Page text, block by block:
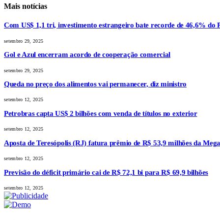
Mais notícias
Com US$ 1,1 tri, investimento estrangeiro bate recorde de 46,6% do
setembro 29, 2025
Gol e Azul encerram acordo de cooperação comercial
setembro 29, 2025
Queda no preço dos alimentos vai permanecer, diz ministro
setembro 12, 2025
Petrobras capta US$ 2 bilhões com venda de títulos no exterior
setembro 12, 2025
Aposta de Teresópolis (RJ) fatura prêmio de R$ 53,9 milhões da Mega
setembro 12, 2025
Previsão do déficit primário cai de R$ 72,1 bi para R$ 69,9 bilhões
setembro 12, 2025